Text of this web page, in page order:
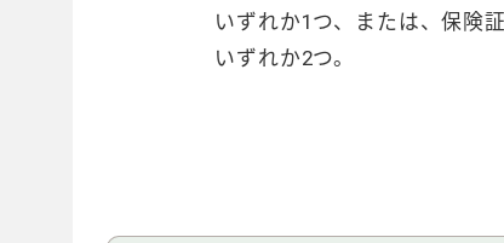
いずれか1つ、または、保険証・年
いずれか2つ。